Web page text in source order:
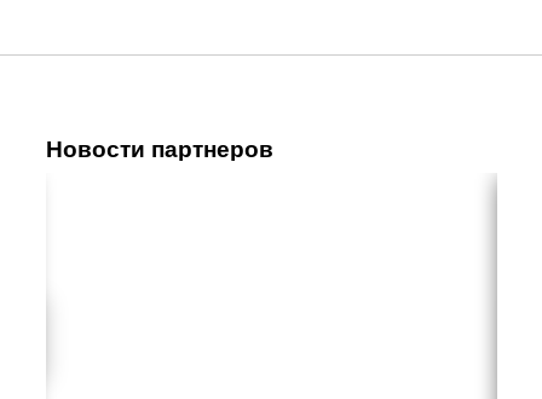
Новости партнеров